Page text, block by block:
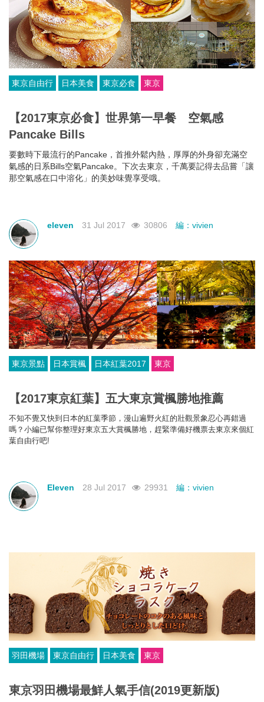
東京自由行 日本美食 東京必食 東京
【2017東京必食】世界第一早餐 空氣感
Pancake Bills
要數時下最流行的Pancake，首推外鬆內熱，厚厚的外身卻充滿空
氣感的日系Bills空氣Pancake。下次去東京，千萬要記得去品嘗「讓
那空氣感在口中溶化」的美妙味覺享受哦。
eleven 31 Jul 2017 30806 編：vivien
東京景點 日本賞楓 日本紅葉2017 東京
【2017東京紅葉】五大東京賞楓勝地推薦
不知不覺又快到日本的紅葉季節，漫山遍野火紅的壯觀景象忍心再錯過
嗎？小編已幫你整理好東京五大賞楓勝地，趕緊準備好機票去東京來個紅
葉自由行吧!
Eleven 28 Jul 2017 29931 編：vivien
羽田機場 東京自由行 日本美食 東京
東京羽田機場最鮮人氣手信(2019更新版)